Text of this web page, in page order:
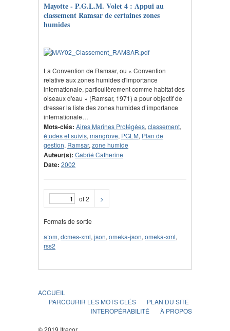
Mayotte - P.G.L.M. Volet 4 : Appui au
classement Ramsar de certaines zones
humides
La Convention de Ramsar, ou « Convention
relative aux zones humides d'importance
internationale, particulièrement comme habitat des
oiseaux d'eau » (Ramsar, 1971) a pour objectif de
dresser la liste des zones humides d’importance
internationale…
Mots-clés: Aires Marines Protégées,classement,
études et suivis,mangrove, PGLM, Plan de
gestion, Ramsar,zone humide
Auteur(s): Gabrié Catherine
Date: 2002
of 2 >
Formats de sortie
atom, dcmes-xml, json, omeka-json, omeka-xml,
rss2
ACCUEIL
PARCOURIR LES MOTS CLÉS
PLAN DU SITE
INTEROPÉRABILITÉ
À PROPOS
© 2019 Ifrecor